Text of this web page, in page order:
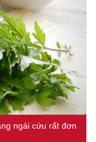
ngải cứu rất đơn